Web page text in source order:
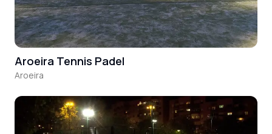
Aroeira Tennis Padel
Aroeira